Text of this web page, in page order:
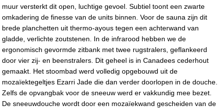
muur versterkt dit open, luchtige gevoel. Subtiel toont een zwarte
omkadering de finesse van de units binnen. Voor de sauna zijn dit
brede planchetten uit thermo-ayous tegen een achterwand van
gladde, verlichte zoutstenen. In de infrarood hebben we de
ergonomisch gevormde zitbank met twee rugstralers, geflankeerd
door vier zij- en beenstralers. Dit geheel is in Canadees cederhout
gemaakt. Het stoombad werd volledig opgebouwd uit de
mozaïektegeltjes Ezarri Jade die dan verder doorlopen in de douche.
Zelfs de opvangbak voor de sneeuw werd er vakkundig mee bezet.
De sneeuwdouche wordt door een mozaïekwand gescheiden van de